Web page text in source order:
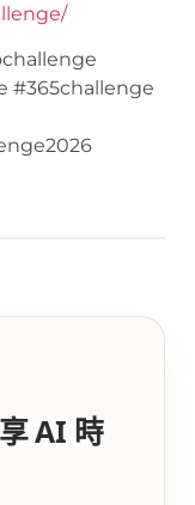
#365challenge
AI 時